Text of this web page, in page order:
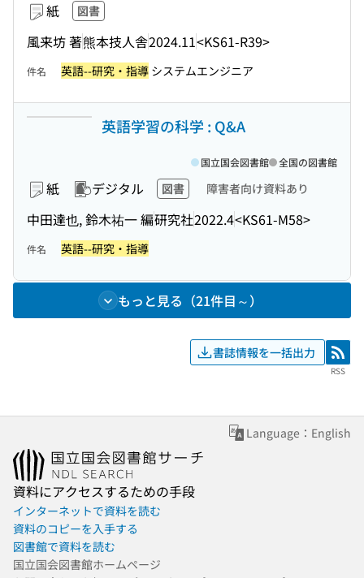
紙 図書
風来坊 著熊本技人舎2024.11<KS61-R39>
件名 英語--研究・指導 システムエンジニア
英語学習の科学 : Q&A
紙 デジタル 図書 障害者向け資料あり
中田達也, 鈴木祐一 編研究社2022.4<KS61-M58>
国立国会図書館 全国の図書館
件名 英語--研究・指導
もっと見る（21件目～）
書誌情報を一括出力 RSS
RSS
Language：English
資料にアクセスするための手段
インターネットで資料を読む
資料のコピーを入手する
図書館で資料を読む
国立国会図書館ホームページ